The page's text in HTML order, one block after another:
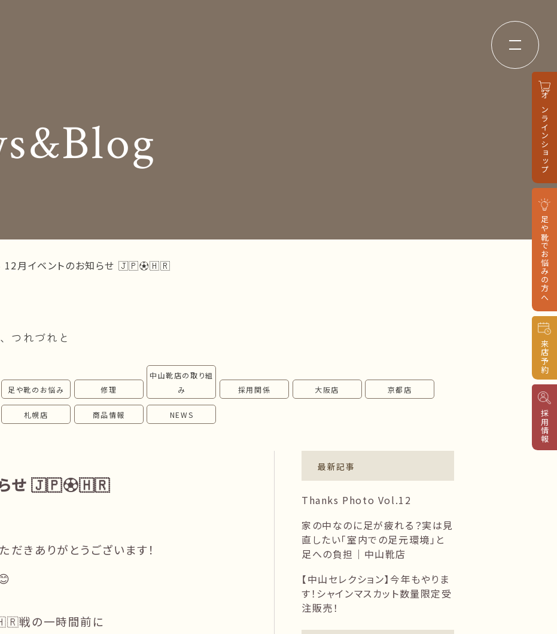
オンラインショップ
足や靴でお悩みの方へ
来店予約
採用情報
お知らせ
採用情報 Business trip
12月イベントのお知らせ 🇯🇵⚽️🇭🇷
つれづれと
足や靴のお悩み 修理
中山靴店の取り組
み
採用関係 大阪店 京都店
札幌店 商品情報 NEWS
らせ 🇯🇵⚽️🇭🇷
きありがとうございます！
戦の一時間前に
最新記事
Thanks Photo Vol.12
家の中なのに足が疲れる？実は見
直したい「室内での足元環境」と
足への負担｜中山靴店
【中山セレクション】今年もやりま
す！シャインマスカット数量限定受
注販売！